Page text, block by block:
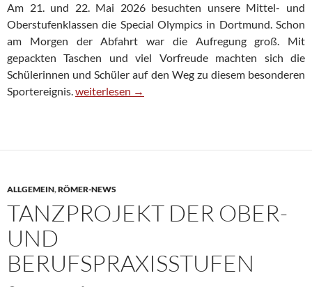
Am 21. und 22. Mai 2026 besuchten unsere Mittel- und
Oberstufenklassen die Special Olympics in Dortmund. Schon
am Morgen der Abfahrt war die Aufregung groß. Mit
gepackten Taschen und viel Vorfreude machten sich die
Schülerinnen und Schüler auf den Weg zu diesem besonderen
Sportereignis.Special Olympics in Dortmund – ein
weiterlesen →
ALLGEMEIN,RÖMER-NEWS
TANZPROJEKT DER OBER-
UND
BERUFSPRAXISSTUFEN